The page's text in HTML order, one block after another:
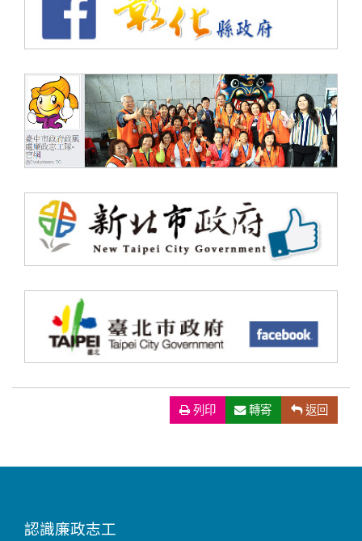
列印（另開新視窗）
轉寄 返回
認識廉政志工